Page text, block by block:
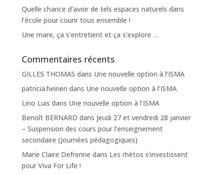
Quelle chance d’avoir de tels espaces naturels dans
l’école pour courir tous ensemble !
Une mare, ça s’entretient et ça s’explore …
Commentaires récents
GILLES THOMAS dans Une nouvelle option à l’ISMA
patricia.heinen dans Une nouvelle option à l’ISMA
Lino Luis dans Une nouvelle option à l’ISMA
Benoît BERNARD dans Jeudi 27 et vendredi 28 janvier
– Suspension des cours pour l’enseignement
secondaire (journées pédagogiques)
Marie Claire Defrenne dans Les rhétos s’investissent
pour Viva For Life !